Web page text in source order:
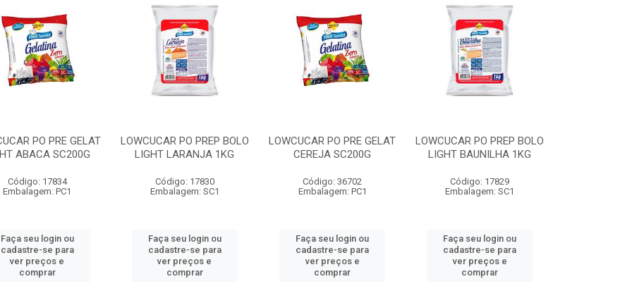
PO PRE GELAT
ABACA SC200G
Código: 17834
Embalagem: PC1
Faça seu login ou
cadastre-se para
ver preços e
comprar
LOWCUCAR PO PREP BOLO
LIGHT LARANJA 1KG
Código: 17830
Embalagem: SC1
Faça seu login ou
cadastre-se para
ver preços e
comprar
LOWCUCAR PO PRE GELAT
CEREJA SC200G
Código: 36702
Embalagem: PC1
Faça seu login ou
cadastre-se para
ver preços e
comprar
LOWCUCAR PO PREP BOLO
LIGHT BAUNILHA 1KG
Código: 17829
Embalagem: SC1
Faça seu login ou
cadastre-se para
ver preços e
comprar